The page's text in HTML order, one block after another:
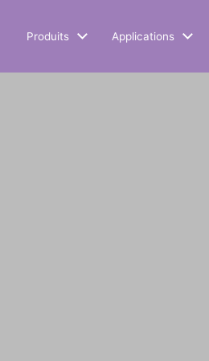
Produits Applications